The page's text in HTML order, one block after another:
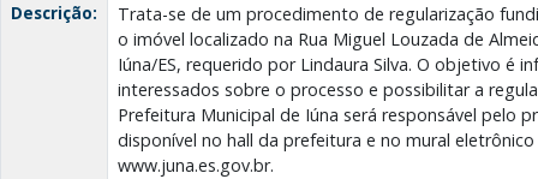
Descrição:
Trata-se de um procedimento de regularização
o imóvel localizado na Rua Miguel Louzada de
Iúna/ES, requerido por Lindaura Silva. O objetivo é
interessados sobre o processo e possibilitar a
Prefeitura Municipal de Iúna será responsável pelo
disponível no hall da prefeitura e no mural
www.juna.es.gov.br.